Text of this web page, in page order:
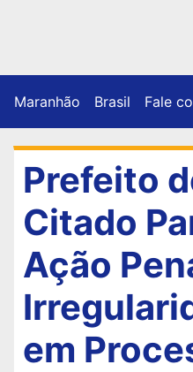
Maranhão Brasil Fale
Prefeito
Citado
Ação
em